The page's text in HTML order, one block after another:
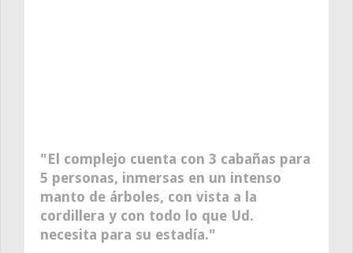
El complejo cuenta con 3 cabañas para
5 personas, inmersas en un intenso
manto de árboles, con vista a la
cordillera y con todo lo que Ud.
necesita para su estadía.